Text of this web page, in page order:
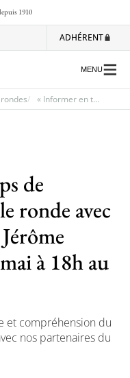
1910
ADHÉRENT
motions
l’APHG
MENU
« Informer en t...
de
ronde avec
à 18h au
et compréhension du
nos partenaires du